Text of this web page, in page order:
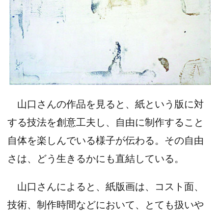
山口さんの作品を見ると、紙という版に対
する技法を創意工夫し、自由に制作すること
自体を楽しんでいる様子が伝わる。その自由
さは、どう生きるかにも直結している。
山口さんによると、紙版画は、コスト面、
技術、制作時間などにおいて、とても扱いや